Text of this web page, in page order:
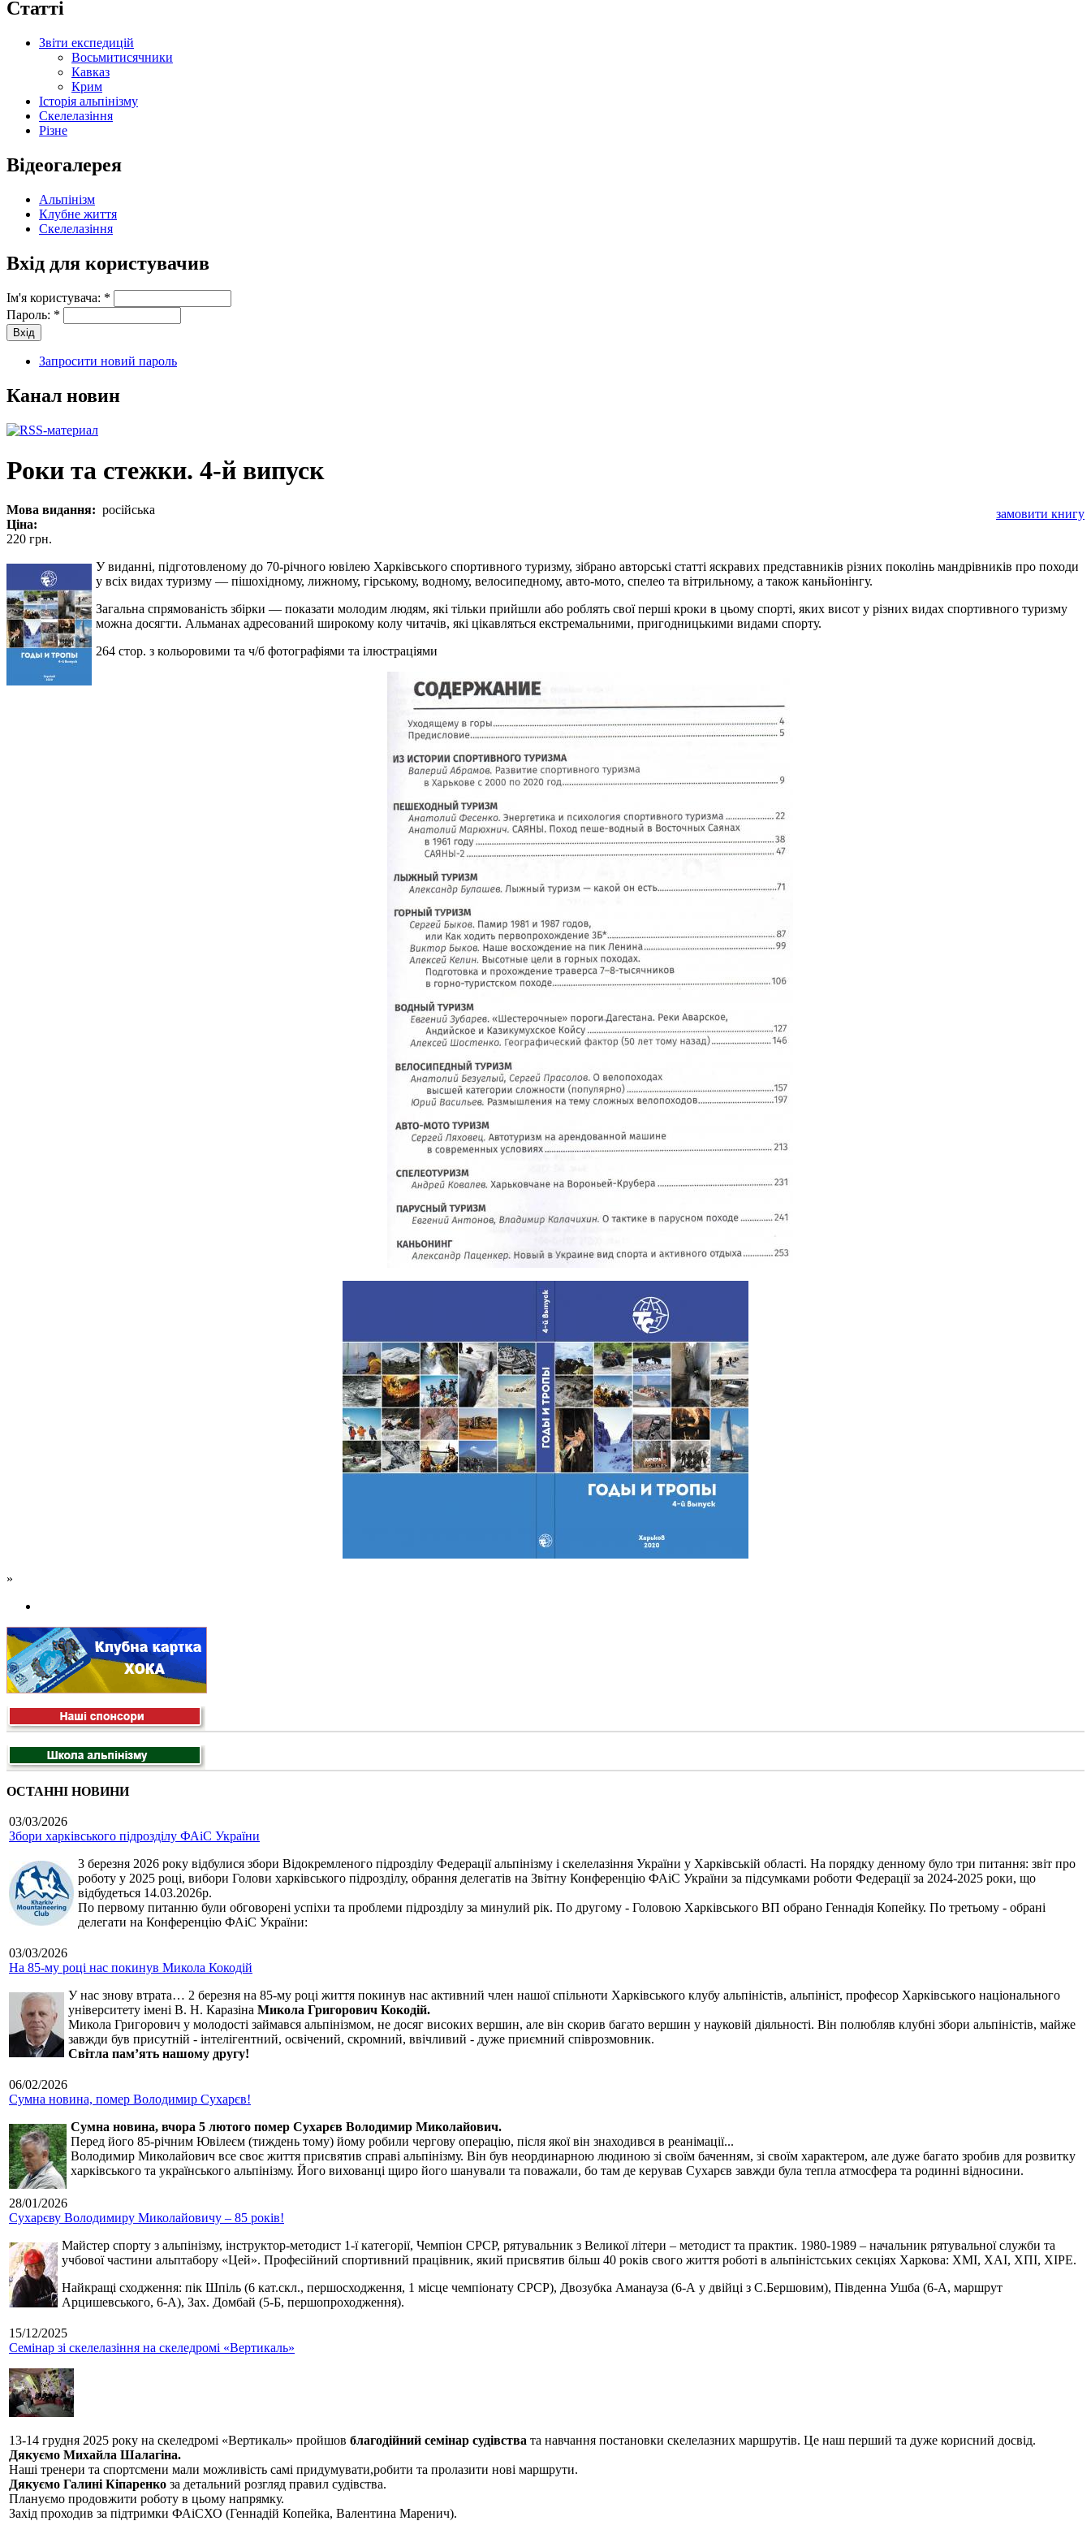
Статті
Звіти експедицій
Восьмитисячники
Кавказ
Крим
Історія альпінізму
Скелелазіння
Різне
Відеогалерея
Альпінізм
Клубне життя
Скелелазіння
Вхід для користувачив
Ім'я користувача: *
Пароль: *
Запросити новий пароль
Канал новин
Роки та стежки. 4-й випуск
замовити книгу
Мова видання: російська
Ціна:
220 грн.
У виданні, підготовленому до 70-річного ювілею Харківського спортивного туризму, зібрано авторські статті яскравих представників різних поколінь мандрівників про походи
у всіх видах туризму — пішохідному, лижному, гірському, водному, велосипедному, авто-мото, спелео та вітрильному, а також каньйонінгу.
Загальна спрямованість збірки — показати молодим людям, які тільки прийшли або роблять свої перші кроки в цьому спорті, яких висот у різних видах спортивного туризму
можна досягти. Альманах адресований широкому колу читачів, які цікавляться екстремальними, пригодницькими видами спорту.
264 стор. з кольоровими та ч/б фотографіями та ілюстраціями
»
ОСТАННІ НОВИНИ
03/03/2026
Збори харківського підрозділу ФАіС України
3 березня 2026 року відбулися збори Відокремленого підрозділу Федерації альпінізму і скелелазіння України у Харківській області. На порядку денному було три питання: звіт про
роботу у 2025 році, вибори Голови харківського підрозділу, обрання делегатів на Звітну Конференцію ФАіС України за підсумками роботи Федерації за 2024-2025 роки, що
відбудеться 14.03.2026р.
По первому питанню були обговорені успіхи та проблеми підрозділу за минулий рік. По другому - Головою Харківського ВП обрано Геннадія Копейку. По третьому - обрані
делегати на Конференцію ФАіС України:
03/03/2026
На 85-му році нас покинув Микола Кокодій
У нас знову втрата… 2 березня на 85-му році життя покинув нас активний член нашої спільноти Харківського клубу альпіністів, альпініст, професор Харківського національного
університету імені В. Н. Каразіна Микола Григорович Кокодій.
Микола Григорович у молодості займався альпінізмом, не досяг високих вершин, але він скорив багато вершин у науковій діяльності. Він полюбляв клубні збори альпіністів, майже
завжди був присутній - інтелігентний, освічений, скромний, ввічливий - дуже приємний співрозмовник.
Світла пам’ять нашому другу!
06/02/2026
Сумна новина, помер Володимир Сухарєв!
Сумна новина, вчора 5 лютого помер Сухарєв Володимир Миколайович.
Перед його 85-річним Ювілеєм (тиждень тому) йому робили чергову операцію, після якої він знаходився в реанімації...
Володимир Миколайович все своє життя присвятив справі альпінізму. Він був неординарною людиною зі своїм баченням, зі своїм характером, але дуже багато зробив для розвитку
харківського та українського альпінізму. Його вихованці щиро його шанували та поважали, бо там де керував Сухарєв завжди була тепла атмосфера та родинні відносини.
28/01/2026
Сухарєву Володимиру Миколайовичу – 85 років!
Майстер спорту з альпінізму, інструктор-методист 1-ї категорії, Чемпіон СРСР, рятувальник з Великої літери – методист та практик. 1980-1989 – начальник рятувальної служби та
учбової частини альптабору «Цей». Професійний спортивний працівник, який присвятив більш 40 років свого життя роботі в альпіністських секціях Харкова: ХМІ, ХАІ, ХПІ, ХІРЕ.
Найкращі сходження: пік Шпіль (6 кат.скл., першосходження, 1 місце чемпіонату СРСР), Двозубка Аманауза (6-А у двійці з С.Бершовим), Південна Ушба (6-А, маршрут
Арцишевського, 6-А), Зах. Домбай (5-Б, першопроходження).
15/12/2025
Семінар зі скелелазіння на скеледромі «Вертикаль»
13-14 грудня 2025 року на скеледромі «Вертикаль» пройшов благодійний семінар судівства та навчання постановки скелелазних маршрутів. Це наш перший та дуже корисний досвід.
Дякуємо Михайла Шалагіна.
Наші тренери та спортсмени мали можливість самі придумувати,робити та пролазити нові маршрути.
Дякуємо Галині Кіпаренко за детальний розгляд правил судівства.
Плануємо продовжити роботу в цьому напрямку.
Захід проходив за підтримки ФАіСХО (Геннадій Копейка, Валентина Маренич).